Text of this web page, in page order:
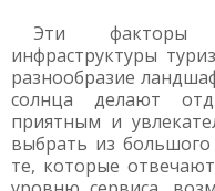
Эти факторы
инфраструктуры
разнообразие
солнца делают
приятным и
выбрать из
те, которые